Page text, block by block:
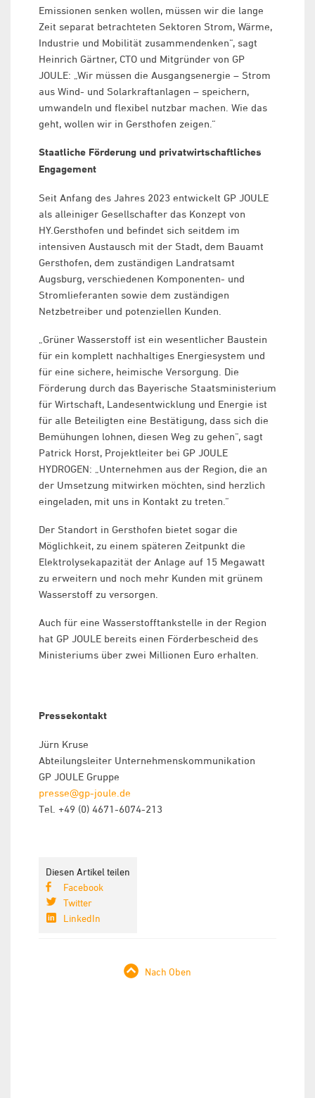
Emissionen senken wollen, müssen wir die lange
Zeit separat betrachteten Sektoren Strom, Wärme,
Industrie und Mobilität zusammendenken“, sagt
Heinrich Gärtner, CTO und Mitgründer von GP
JOULE: „Wir müssen die Ausgangsenergie – Strom
aus Wind- und Solarkraftanlagen – speichern,
umwandeln und flexibel nutzbar machen. Wie das
geht, wollen wir in Gersthofen zeigen.“
Staatliche Förderung und privatwirtschaftliches
Engagement
Seit Anfang des Jahres 2023 entwickelt GP JOULE
als alleiniger Gesellschafter das Konzept von
HY.Gersthofen und befindet sich seitdem im
intensiven Austausch mit der Stadt, dem Bauamt
Gersthofen, dem zuständigen Landratsamt
Augsburg, verschiedenen Komponenten- und
Stromlieferanten sowie dem zuständigen
Netzbetreiber und potenziellen Kunden.
„Grüner Wasserstoff ist ein wesentlicher Baustein
für ein komplett nachhaltiges Energiesystem und
für eine sichere, heimische Versorgung. Die
Förderung durch das Bayerische Staatsministerium
für Wirtschaft, Landesentwicklung und Energie ist
für alle Beteiligten eine Bestätigung, dass sich die
Bemühungen lohnen, diesen Weg zu gehen“, sagt
Patrick Horst, Projektleiter bei GP JOULE
HYDROGEN: „Unternehmen aus der Region, die an
der Umsetzung mitwirken möchten, sind herzlich
eingeladen, mit uns in Kontakt zu treten.“
Der Standort in Gersthofen bietet sogar die
Möglichkeit, zu einem späteren Zeitpunkt die
Elektrolysekapazität der Anlage auf 15 Megawatt
zu erweitern und noch mehr Kunden mit grünem
Wasserstoff zu versorgen.
Auch für eine Wasserstofftankstelle in der Region
hat GP JOULE bereits einen Förderbescheid des
Ministeriums über zwei Millionen Euro erhalten.
Pressekontakt
Jürn Kruse
Abteilungsleiter Unternehmenskommunikation
GP JOULE Gruppe
presse@gp-joule.de
Tel. +49 (0) 4671-6074-213
Diesen Artikel teilen
Facebook
Twitter
LinkedIn
Nach Oben